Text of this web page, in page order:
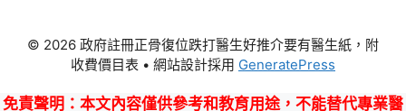
© 2026 政府註冊正骨復位跌打醫生好推介要有醫生紙，附
收費價目表 • 網站設計採用 GeneratePress
免責聲明 ：本文內容僅供參考和教育用途，不能替代專業醫